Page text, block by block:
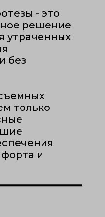
- это
решение
утраченных
без
только
и